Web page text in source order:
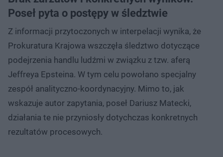
Poseł pyta o postępy w śledztwie
Z informacji przytoczonych w interpelacji wynika, że
Prokuratura Krajowa wszczęła śledztwo dotyczące
podejrzenia handlu ludźmi w związku z tzw. aferą
Jeffreya Epsteina. W tym celu powołano specjalny
zespół analityczno-koordynacyjny. Mimo to, jak
wskazuje autor zapytania, poseł Dariusz Matecki,
działania te nie przyniosły dotychczas konkretnych
rezultatów procesowych.